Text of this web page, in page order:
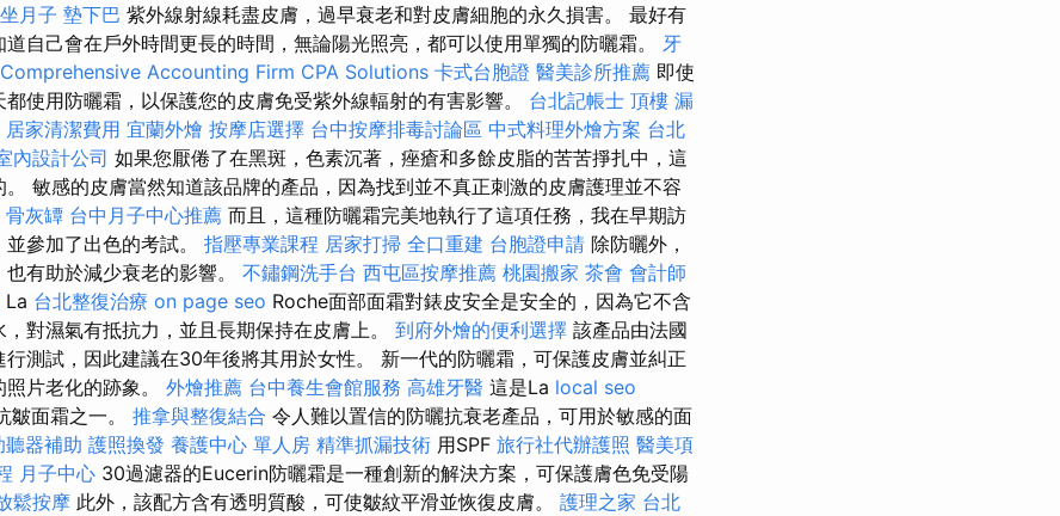
坐月子 墊下巴 紫外線射線耗盡皮膚，過早衰老和對皮膚細胞的永久損害。 最好有
自己會在戶外時間更長的時間，無論陽光照亮，都可以使用單獨的防曬霜。 牙
Comprehensive Accounting Firm CPA Solutions 卡式台胞證 醫美診所推薦 即使
使用防曬霜，以保護您的皮膚免受紫外線輻射的有害影響。 台北記帳士 頂樓 漏
居家清潔費用 宜蘭外燴 按摩店選擇 台中按摩排毒討論區 中式料理外燴方案 台北
內設計公司 如果您厭倦了在黑斑，色素沉著，痤瘡和多餘皮脂的苦苦掙扎中，這
敏感的皮膚當然知道該品牌的產品，因為找到並不真正刺激的皮膚護理並不容
骨灰罈 台中月子中心推薦 而且，這種防曬霜完美地執行了這項任務，我在早期訪
參加了出色的考試。 指壓專業課程 居家打掃 全口重建 台胞證申請 除防曬外，
有助於減少衰老的影響。 不鏽鋼洗手台 西屯區按摩推薦 桃園搬家 茶會 會計師
La 台北整復治療 on page seo Roche面部面霜對錶皮安全是安全的，因為它不含
對濕氣有抵抗力，並且長期保持在皮膚上。 到府外燴的便利選擇 該產品由法國
行測試，因此建議在30年後將其用於女性。 新一代的防曬霜，可保護皮膚並糾正
片老化的跡象。 外燴推薦 台中養生會館服務 高雄牙醫 這是La local seo
皺面霜之一。 推拿與整復結合 令人難以置信的防曬抗衰老產品，可用於敏感的面
聽器補助 護照換發 養護中心 單人房 精準抓漏技術 用SPF 旅行社代辦護照 醫美項
月子中心 30過濾器的Eucerin防曬霜是一種創新的解決方案，可保護膚色免受陽
鬆按摩 此外，該配方含有透明質酸，可使皺紋平滑並恢復皮膚。 護理之家 台北